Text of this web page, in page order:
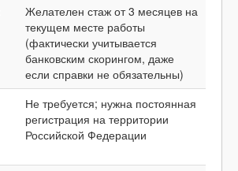
Желателен стаж от 3 месяцев на
текущем месте работы
(фактически учитывается
банковским скорингом, даже
если справки не обязательны)
Не требуется; нужна постоянная
регистрация на территории
Российской Федерации